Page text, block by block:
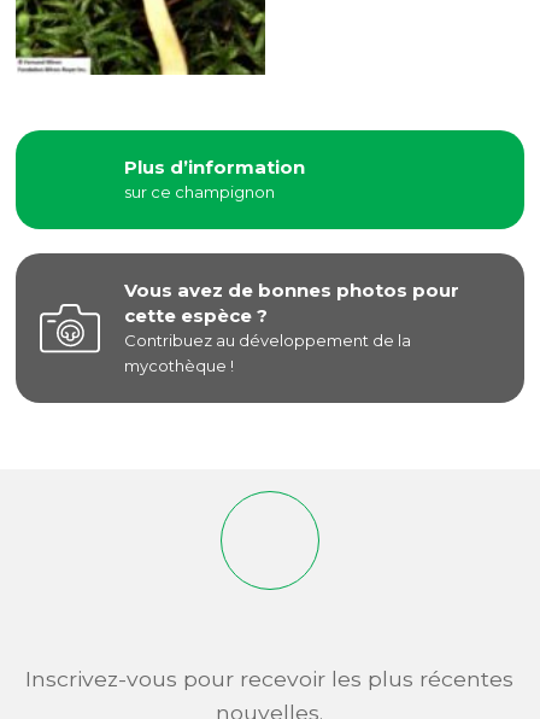
Plus d’information
sur ce champignon
Vous avez de bonnes photos pour
cette espèce ?
Contribuez au développement de la
mycothèque !
Inscrivez-vous pour recevoir les plus récentes
nouvelles.